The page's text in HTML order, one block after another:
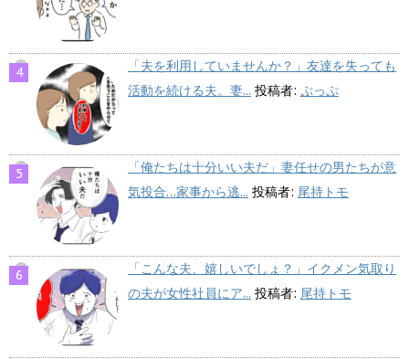
「夫を利用していませんか？」友達を失っても
活動を続ける夫。妻... 投稿者: ぷっぷ
「俺たちは十分いい夫だ」妻任せの男たちが意
気投合…家事から逃... 投稿者: 尾持トモ
「こんな夫、嬉しいでしょ？」イクメン気取り
の夫が女性社員にア... 投稿者: 尾持トモ